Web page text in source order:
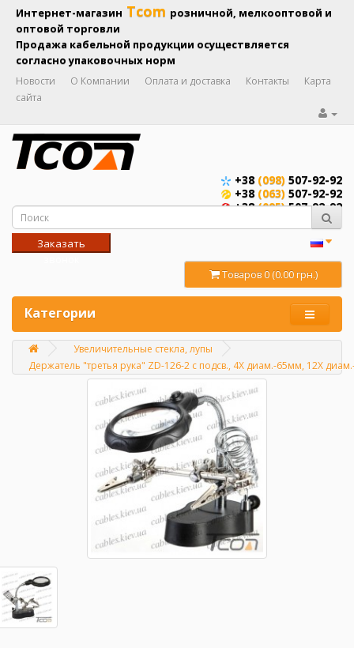
Интернет-магазин Tcom розничной, мелкооптовой и
оптовой торговли
Продажа кабельной продукции осуществляется
согласно упаковочных норм
Новости О Компании Оплата и доставка Контакты
Карта
сайта
+38 (098) 507-92-92
+38 (063) 507-92-92
+38(095)507-92-92
Заказать
Товаров 0 (0.00 грн.)
Категории
Увеличительные стекла, лупы
Держатель "третья рука" ZD-126-2 с подсв., 4Х диам.-65мм, 12Х